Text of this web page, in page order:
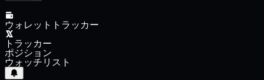
ウォレットトラッカー
トラッカー
ポジション
ウォッチリスト